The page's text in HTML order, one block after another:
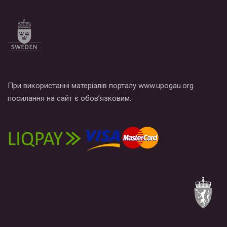
При використанні матеріалів порталу www.upogau.org
посилання на сайт є обов’язковим.